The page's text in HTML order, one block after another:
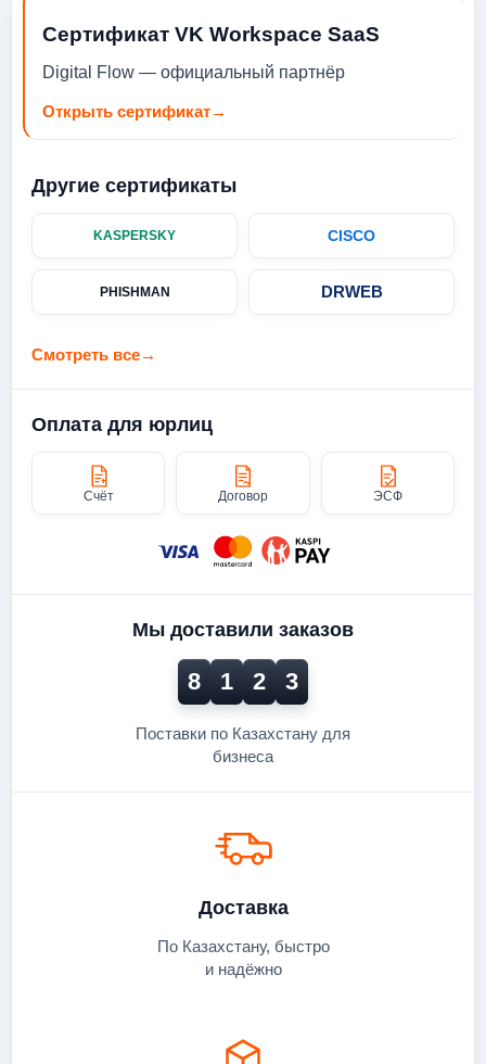
Сертификат VK Workspace SaaS
Digital Flow — официальный партнёр
Открыть сертификат→
Другие сертификаты
KASPERSKY CISCO
PHISHMAN DRWEB
Смотреть все→
Оплата для юрлиц
Счёт Договор ЭСФ
Мы доставили заказов
8 1 2 3
Поставки по Казахстану для
бизнеса
Доставка
По Казахстану, быстро
и надёжно